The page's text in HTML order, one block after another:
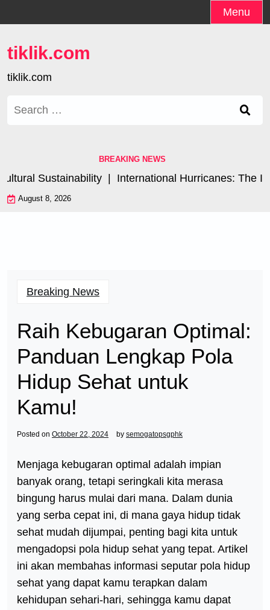
to
Menu
tiklik.com
tiklik.com
Search
BREAKING NEWS
Sustainability |International Hurricanes: The
August 8, 2026
Breaking News
Raih Kebugaran Optimal:
Panduan Lengkap Pola
Hidup Sehat untuk
Kamu!
Posted on October 22, 2024 by semogatopsgphk
Menjaga kebugaran optimal adalah impian
banyak orang, tetapi seringkali kita merasa
bingung harus mulai dari mana. Dalam dunia
yang serba cepat ini, di mana gaya hidup tidak
sehat mudah dijumpai, penting bagi kita untuk
mengadopsi pola hidup sehat yang tepat. Artikel
ini akan membahas informasi seputar pola hidup
sehat yang dapat kamu terapkan dalam
kehidupan sehari-hari, sehingga kamu dapat